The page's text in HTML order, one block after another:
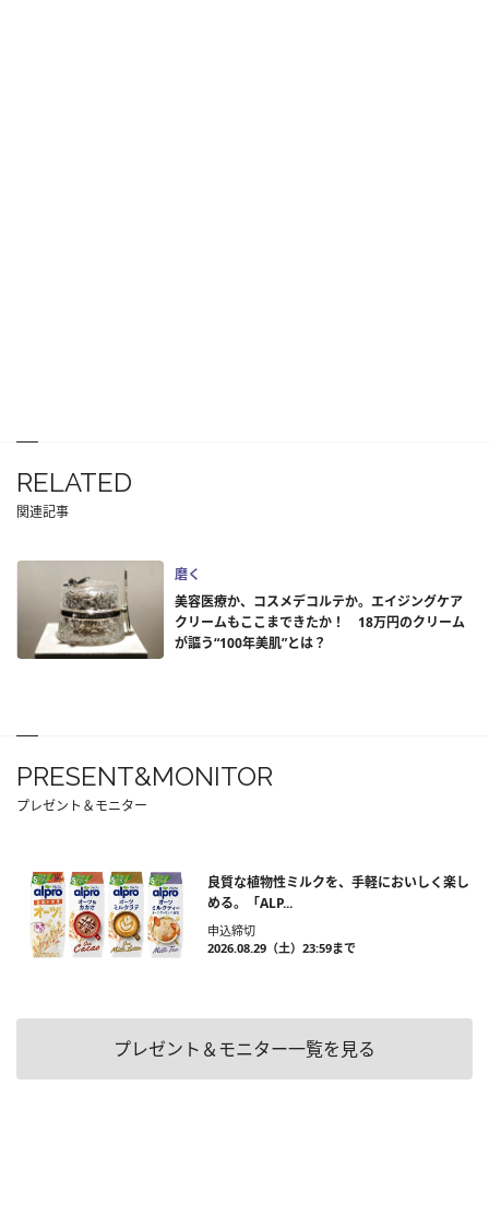
RELATED
関連記事
磨く
美容医療か、コスメデコルテか。エイジングケア
クリームもここまできたか！ 18万円のクリーム
が謳う“100年美肌”とは？
PRESENT&MONITOR
プレゼント＆モニター
良質な植物性ミルクを、手軽においしく楽し
める。「ALP...
申込締切
2026.08.29（土）23:59まで
プレゼント＆モニター一覧を見る